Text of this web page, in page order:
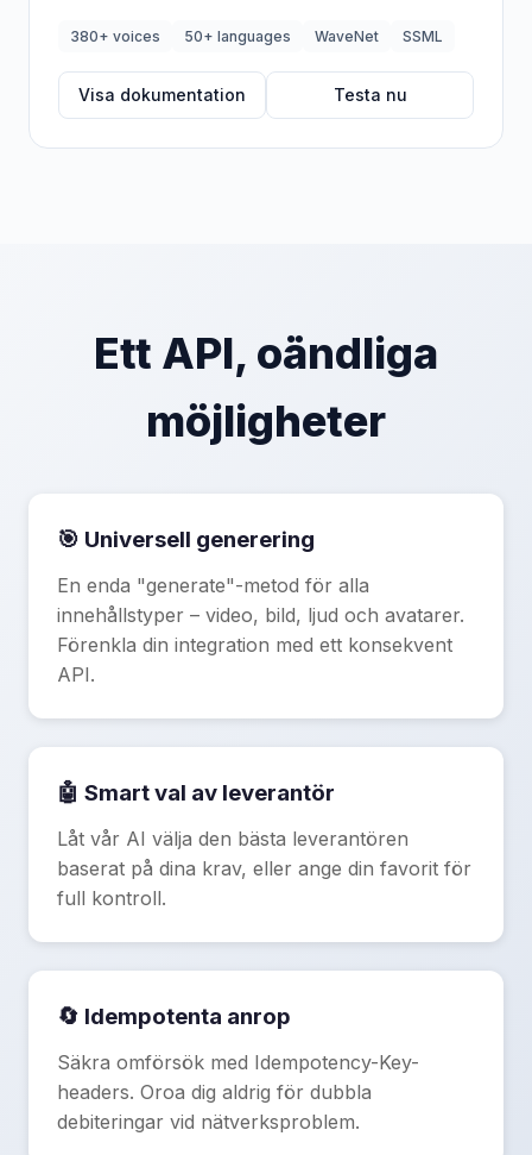
380+ voices 50+ languages WaveNet SSML
Visa dokumentation Testa nu
Ett API, oändliga
möjligheter
🎯 Universell generering
En enda "generate"-metod för alla
innehållstyper – video, bild, ljud och avatarer.
Förenkla din integration med ett konsekvent
API.
🤖 Smart val av leverantör
Låt vår AI välja den bästa leverantören
baserat på dina krav, eller ange din favorit för
full kontroll.
🔄 Idempotenta anrop
Säkra omförsök med Idempotency-Key-
headers. Oroa dig aldrig för dubbla
debiteringar vid nätverksproblem.